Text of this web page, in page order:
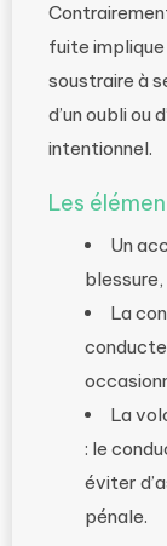
fuite
soustraire à
d’un oubli ou
intentionnel.
Les
Un
La
La
: le
éviter
pénale.